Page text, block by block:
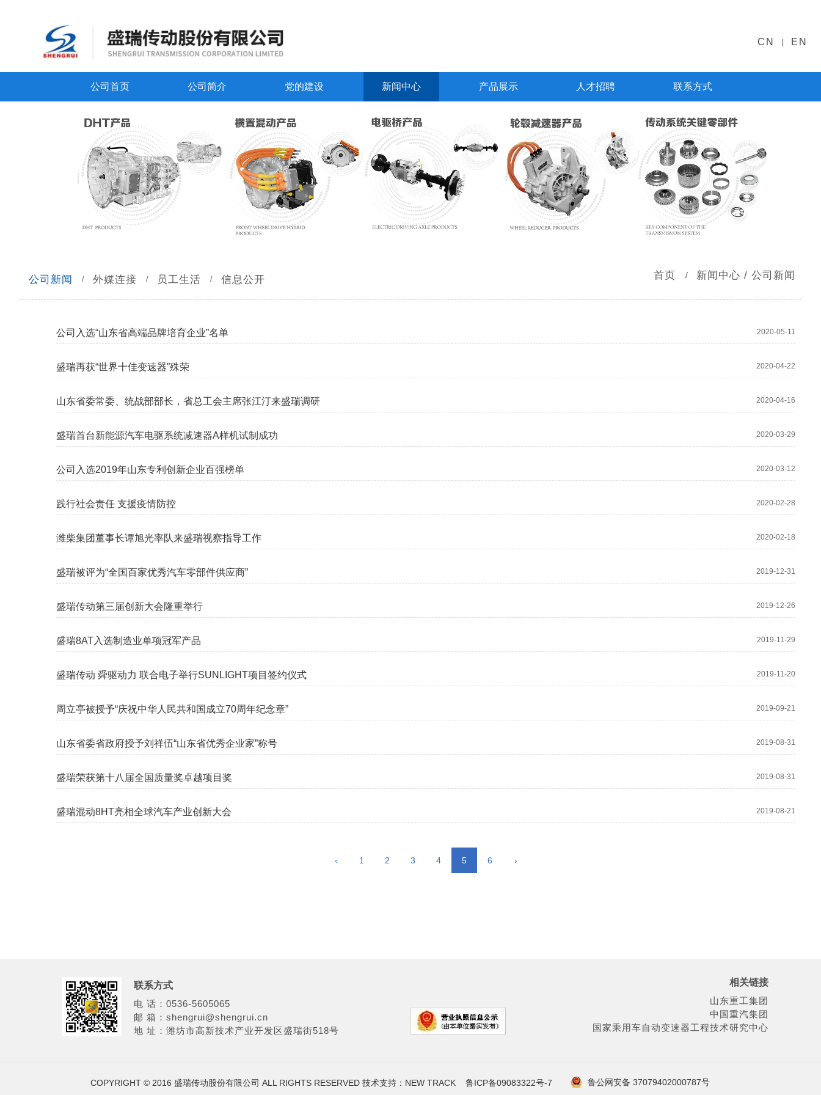
CN | EN
公司首页 公司简介 党的建设 新闻中心 产品展示 人才招聘 联系方式
公司新闻 / 外媒连接 / 员工生活 / 信息公开 首页 / 新闻中心 / 公司新闻
2020-05-11
公司入选“山东省高端品牌培育企业”名单
2020-04-22
盛瑞再获“世界十佳变速器”殊荣
2020-04-16
山东省委常委、统战部部长，省总工会主席张江汀来盛瑞调研
2020-03-29
盛瑞首台新能源汽车电驱系统减速器A样机试制成功
2020-03-12
公司入选2019年山东专利创新企业百强榜单
2020-02-28
践行社会责任 支援疫情防控
2020-02-18
潍柴集团董事长谭旭光率队来盛瑞视察指导工作
2019-12-31
盛瑞被评为“全国百家优秀汽车零部件供应商”
2019-12-26
盛瑞传动第三届创新大会隆重举行
2019-11-29
盛瑞8AT入选制造业单项冠军产品
2019-11-20
盛瑞传动 舜驱动力 联合电子举行SUNLIGHT项目签约仪式
2019-09-21
周立亭被授予“庆祝中华人民共和国成立70周年纪念章”
2019-08-31
山东省委省政府授予刘祥伍“山东省优秀企业家”称号
2019-08-31
盛瑞荣获第十八届全国质量奖卓越项目奖
2019-08-21
盛瑞混动8HT亮相全球汽车产业创新大会
‹ 1 2 3 4 5 6 ›
联系方式
电 话：0536-5605065
邮 箱：shengrui@shengrui.cn
地 址：潍坊市高新技术产业开发区盛瑞街518号
相关链接
山东重工集团
中国重汽集团
国家乘用车自动变速器工程技术研究中心
COPYRIGHT © 2016 盛瑞传动股份有限公司 ALL RIGHTS RESERVED 技术支持：NEW TRACK 鲁ICP备09083322号-7 鲁公网安备 37079402000787号